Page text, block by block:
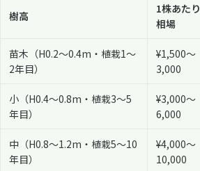
樹高
1株あたり
相場
苗木（H0.2〜0.4m・植栽1〜
2年目）
¥1,500〜
3,000
小（H0.4〜0.8m・植栽3〜5
年目）
¥3,000〜
6,000
中（H0.8〜1.2m・植栽5〜10
年目）
¥4,000〜
10,000